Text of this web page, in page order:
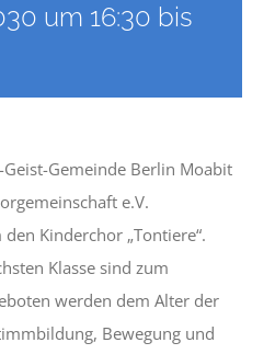
um 16:30 bis
Gemeinde Berlin Moabit
e.V.
Kinderchor „Tontiere“.
Klasse sind zum
werden dem Alter der
Bewegung und